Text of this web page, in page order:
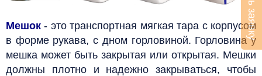
Мешок - это транспортная мягкая тара с корпусом
в форме рукава, с дном горловиной. Горловина у
мешка может быть закрытая или открытая. Мешки
должны плотно и надежно закрываться, чтобы